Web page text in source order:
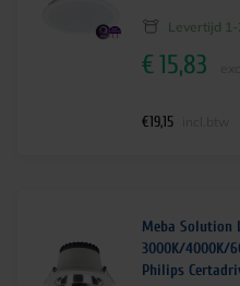
Levertijd
€15,83
€19,15
Meba Solution
3000K/4000K/
Philips